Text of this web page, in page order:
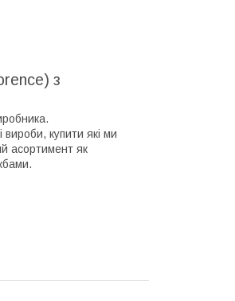
з
купити які ми
асортимент як